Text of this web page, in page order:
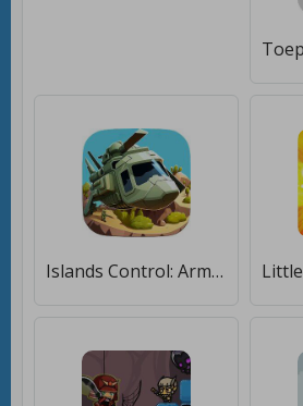
Islands Control: Army War [Мод меню]